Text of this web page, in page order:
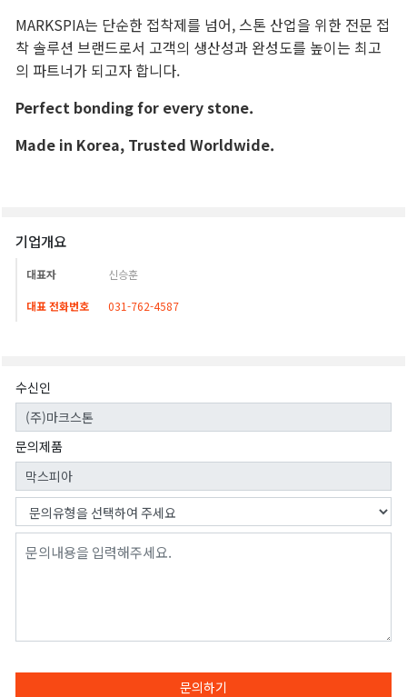
기업개요
대표자 신승훈
대표 전화번호 031-762-4587
수신인
문의제품
문의하기